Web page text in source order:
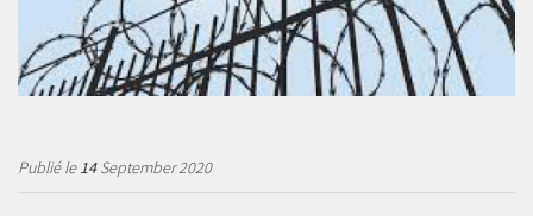
Publié le14September 2020